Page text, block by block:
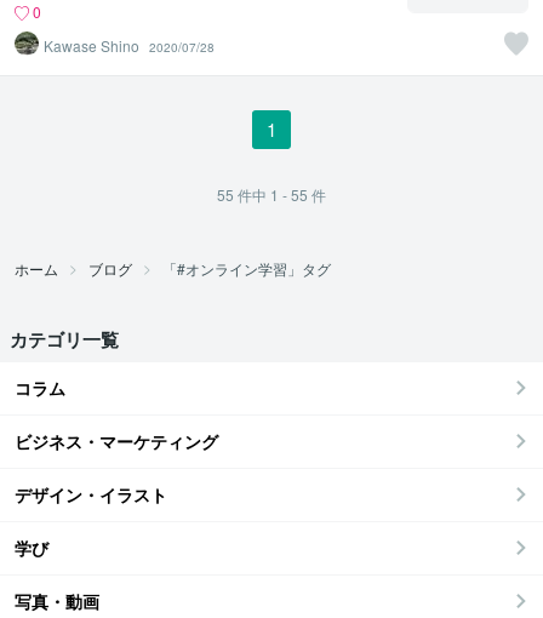
0
Kawase Shino
2020/07/28
1
55 件中 1 - 55 件
ホーム ブログ 「#オンライン学習」タグ
カテゴリ一覧
コラム
ビジネス・マーケティング
デザイン・イラスト
学び
写真・動画